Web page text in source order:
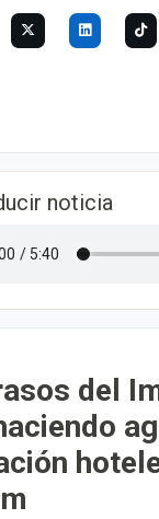
noticia
del